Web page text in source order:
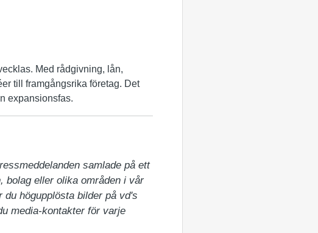
Med rådgivning, lån,
till framgångsrika företag. Det
expansionsfas.
samlade på ett
bolag eller olika områden i vår
högupplösta bilder på vd's
media-kontakter för varje